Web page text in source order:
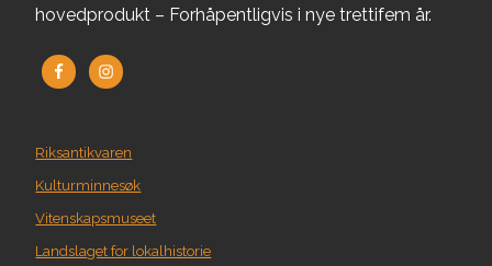
hovedprodukt – Forhåpentligvis i nye trettifem år.
Riksantikvaren
Kulturminnesøk
Vitenskapsmuseet
Landslaget for lokalhistorie